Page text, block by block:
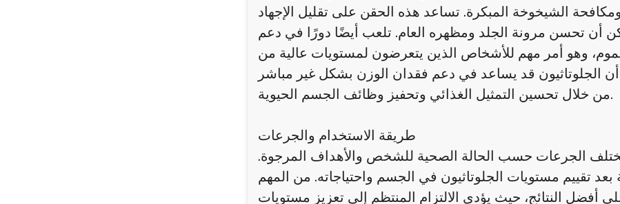
الشيخوخة المبكرة. تساعد هذه الحقن على تقليل الإجهاد
أن تحسن مرونة الجلد ومظهره العام. تلعب أيضًا دورًا في دعم
وهو أمر مهم للأشخاص الذين يتعرضون لمستويات عالية من
الجلوتاثيون قد يساعد في دعم فقدان الوزن بشكل غير مباشر
من خلال تحسين التمثيل الغذائي وتحفيز وظائف الجسم الحيوية.
طريقة الاستخدام والجرعات
الجرعات حسب الحالة الصحية للشخص والأهداف المرجوة.
تقييم مستويات الجلوتاثيون في الجسم واحتياجاته. من المهم
أفضل النتائج، حيث يؤدي الالتزام المنتظم إلى تعزيز مستويات